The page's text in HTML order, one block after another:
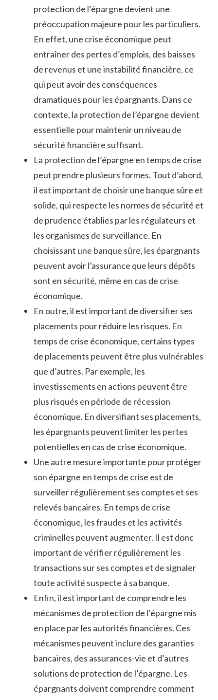
protection de l’épargne devient une
préoccupation majeure pour les particuliers.
En effet, une crise économique peut
entraîner des pertes d’emplois, des baisses
de revenus et une instabilité financière, ce
qui peut avoir des conséquences
dramatiques pour les épargnants. Dans ce
contexte, la protection de l’épargne devient
essentielle pour maintenir un niveau de
sécurité financière suffisant.
La protection de l’épargne en temps de crise
peut prendre plusieurs formes. Tout d’abord,
il est important de choisir une banque sûre et
solide, qui respecte les normes de sécurité et
de prudence établies par les régulateurs et
les organismes de surveillance. En
choisissant une banque sûre, les épargnants
peuvent avoir l’assurance que leurs dépôts
sont en sécurité, même en cas de crise
économique.
En outre, il est important de diversifier ses
placements pour réduire les risques. En
temps de crise économique, certains types
de placements peuvent être plus vulnérables
que d’autres. Par exemple, les
investissements en actions peuvent être
plus risqués en période de récession
économique. En diversifiant ses placements,
les épargnants peuvent limiter les pertes
potentielles en cas de crise économique.
Une autre mesure importante pour protéger
son épargne en temps de crise est de
surveiller régulièrement ses comptes et ses
relevés bancaires. En temps de crise
économique, les fraudes et les activités
criminelles peuvent augmenter. Il est donc
important de vérifier régulièrement les
transactions sur ses comptes et de signaler
toute activité suspecte à sa banque.
Enfin, il est important de comprendre les
mécanismes de protection de l’épargne mis
en place par les autorités financières. Ces
mécanismes peuvent inclure des garanties
bancaires, des assurances-vie et d’autres
solutions de protection de l’épargne. Les
épargnants doivent comprendre comment